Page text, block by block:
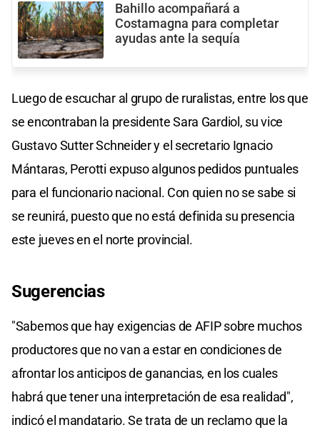
Bahillo acompañará a
Costamagna para completar
ayudas ante la sequía
Luego de escuchar al grupo de ruralistas, entre los que
se encontraban la presidente Sara Gardiol, su vice
Gustavo Sutter Schneider y el secretario Ignacio
Mántaras, Perotti expuso algunos pedidos puntuales
para el funcionario nacional. Con quien no se sabe si
se reunirá, puesto que no está definida su presencia
este jueves en el norte provincial.
Sugerencias
"Sabemos que hay exigencias de AFIP sobre muchos
productores que no van a estar en condiciones de
afrontar los anticipos de ganancias, en los cuales
habrá que tener una interpretación de esa realidad",
indicó el mandatario. Se trata de un reclamo que la